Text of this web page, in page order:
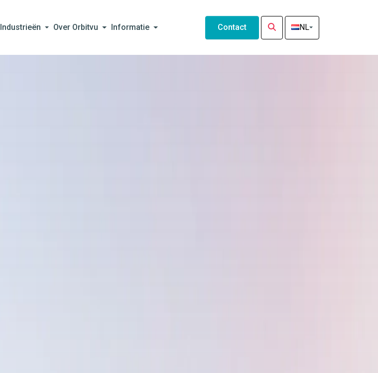
Industrieën Over Orbitvu Informatie Contact NL